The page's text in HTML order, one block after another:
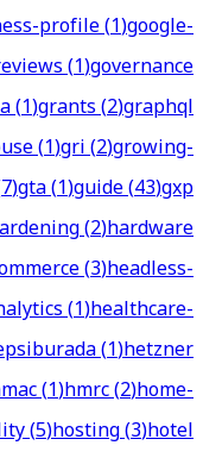
profile(1)google-
(1)governance
(1)grants(2)graphql
(1)gri(2)growing-
7)gta(1)guide(43)gxp
(2)hardware
(3)headless-
(1)healthcare-
(1)hetzner
(1)hmrc(2)home-
(5)hosting(3)hotel